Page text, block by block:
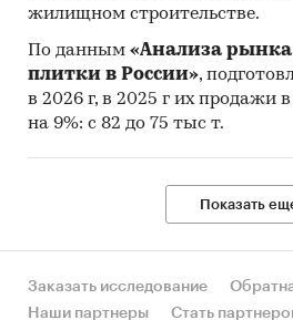
жилищном строительстве.
По данным «Анализа рынка
плитки в России»,
в 2026 г, в 2025 г их продажи
на 9%: с 82 до 75 тыс т.
Показать
Заказать исследование
Наши партнеры
Стать